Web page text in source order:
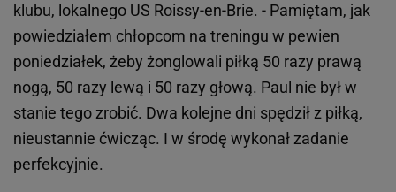
klubu, lokalnego US Roissy-en-Brie. - Pamiętam, jak
powiedziałem chłopcom na treningu w pewien
poniedziałek, żeby żonglowali piłką 50 razy prawą
nogą, 50 razy lewą i 50 razy głową. Paul nie był w
stanie tego zrobić. Dwa kolejne dni spędził z piłką,
nieustannie ćwicząc. I w środę wykonał zadanie
perfekcyjnie.